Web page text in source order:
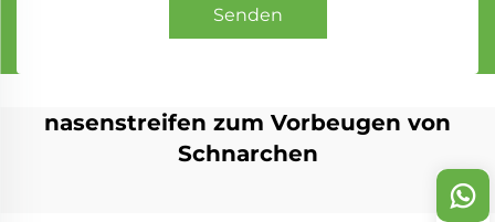
Senden
nasenstreifen zum Vorbeugen von
Schnarchen